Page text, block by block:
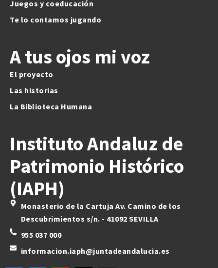
Juegos y coeducación
Te lo contamos jugando
A tus ojos mi voz
El proyecto
Las historias
La Biblioteca Humana
Instituto Andaluz de
Patrimonio Histórico
(IAPH)
Monasterio de la Cartuja Av. Camino de los
Descubrimientos s/n. - 41092 SEVILLA
955 037 000
informacion.iaph@juntadeandalucia.es